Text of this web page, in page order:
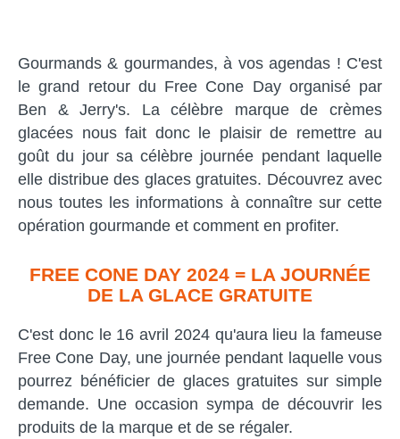
Gourmands & gourmandes, à vos agendas ! C'est
le grand retour du Free Cone Day organisé par
Ben & Jerry's. La célèbre marque de crèmes
glacées nous fait donc le plaisir de remettre au
goût du jour sa célèbre journée pendant laquelle
elle distribue des glaces gratuites. Découvrez avec
nous toutes les informations à connaître sur cette
opération gourmande et comment en profiter.
FREE CONE DAY 2024 = LA JOURNÉE
DE LA GLACE GRATUITE
C'est donc le 16 avril 2024 qu'aura lieu la fameuse
Free Cone Day, une journée pendant laquelle vous
pourrez bénéficier de glaces gratuites sur simple
demande. Une occasion sympa de découvrir les
produits de la marque et de se régaler.